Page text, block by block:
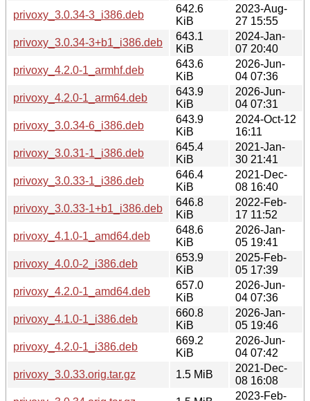
privoxy_3.0.34-3_i386.deb
642.6
KiB
2023-Aug-
27 15:55
privoxy_3.0.34-3+b1_i386.deb
643.1
KiB
2024-Jan-
07 20:40
privoxy_4.2.0-1_armhf.deb
643.6
KiB
2026-Jun-
04 07:36
privoxy_4.2.0-1_arm64.deb
643.9
KiB
2026-Jun-
04 07:31
privoxy_3.0.34-6_i386.deb
643.9
KiB
2024-Oct-12
16:11
privoxy_3.0.31-1_i386.deb
645.4
KiB
2021-Jan-
30 21:41
privoxy_3.0.33-1_i386.deb
646.4
KiB
2021-Dec-
08 16:40
privoxy_3.0.33-1+b1_i386.deb
646.8
KiB
2022-Feb-
17 11:52
privoxy_4.1.0-1_amd64.deb
648.6
KiB
2026-Jan-
05 19:41
privoxy_4.0.0-2_i386.deb
653.9
KiB
2025-Feb-
05 17:39
privoxy_4.2.0-1_amd64.deb
657.0
KiB
2026-Jun-
04 07:36
privoxy_4.1.0-1_i386.deb
660.8
KiB
2026-Jan-
05 19:46
privoxy_4.2.0-1_i386.deb
669.2
KiB
2026-Jun-
04 07:42
privoxy_3.0.33.orig.tar.gz
1.5 MiB
2021-Dec-
08 16:08
2023-Feb-